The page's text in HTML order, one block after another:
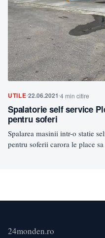
UTILE 22.06.2021 4 min citire
Spalatorie self service
pentru soferi
Spalarea masinii intr-o statie
pentru soferii carora le place
24monden.ro